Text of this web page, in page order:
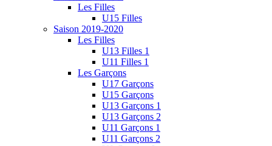
Les Filles
U15 Filles
Saison 2019-2020
Les Filles
U13 Filles 1
U11 Filles 1
Les Garçons
U17 Garçons
U15 Garçons
U13 Garçons 1
U13 Garçons 2
U11 Garçons 1
U11 Garçons 2